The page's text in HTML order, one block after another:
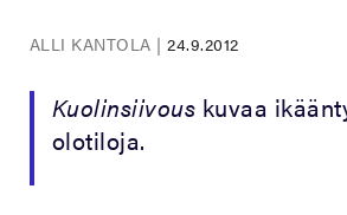
ALLI KANTOLA |24.9.2012
Kuolinsiivous kuvaa
olotiloja.